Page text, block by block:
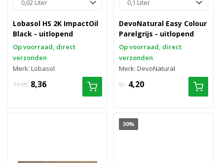
Lobasol HS 2K ImpactOil
Black - uitlopend
Op voorraad, direct
verzonden
Merk: Lobasol
11,95 8,36
DevoNatural Easy Colour
Parelgrijs - uitlopend
Op voorraad, direct
verzonden
Merk: DevoNatural
6,- 4,20
30%